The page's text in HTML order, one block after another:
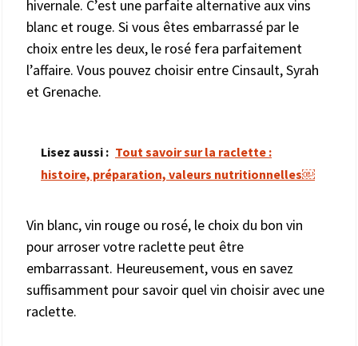
hivernale. C’est une parfaite alternative aux vins
blanc et rouge. Si vous êtes embarrassé par le
choix entre les deux, le rosé fera parfaitement
l’affaire. Vous pouvez choisir entre Cinsault, Syrah
et Grenache.
Lisez aussi : Tout savoir sur la raclette :
histoire, préparation, valeurs nutritionnelles￼
Vin blanc, vin rouge ou rosé, le choix du bon vin
pour arroser votre raclette peut être
embarrassant. Heureusement, vous en savez
suffisamment pour savoir quel vin choisir avec une
raclette.